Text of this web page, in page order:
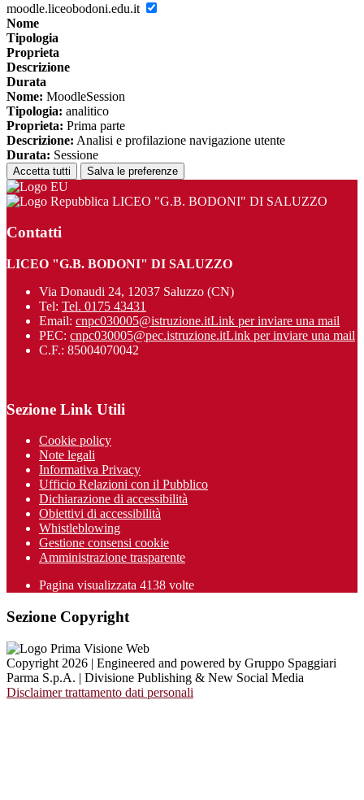
moodle.liceobodoni.edu.it
Nome
Tipologia
Proprieta
Descrizione
Durata
Nome: MoodleSession
Tipologia: analitico
Proprieta: Prima parte
Descrizione: Analisi e profilazione navigazione utente
Durata: Sessione
Accetta tutti Salva le preferenze
LICEO "G.B. BODONI" DI SALUZZO
Contatti
LICEO "G.B. BODONI" DI SALUZZO
Via Donaudi 24, 12037 Saluzzo (CN)
Tel: Tel. 0175 43431
Email: cnpc030005@istruzione.itLink per inviare una mail
PEC: cnpc030005@pec.istruzione.itLink per inviare una mail
C.F.: 85004070042
Sezione Link Utili
Cookie policy
Note legali
Informativa Privacy
Ufficio Relazioni con il Pubblico
Dichiarazione di accessibilità
Obiettivi di accessibilità
Whistleblowing
Gestione consensi cookie
Amministrazione trasparente
Pagina visualizzata 4138 volte
Sezione Copyright
Copyright 2026 | Engineered and powered by Gruppo Spaggiari
Parma S.p.A. | Divisione Publishing & New Social Media
Disclaimer trattamento dati personali